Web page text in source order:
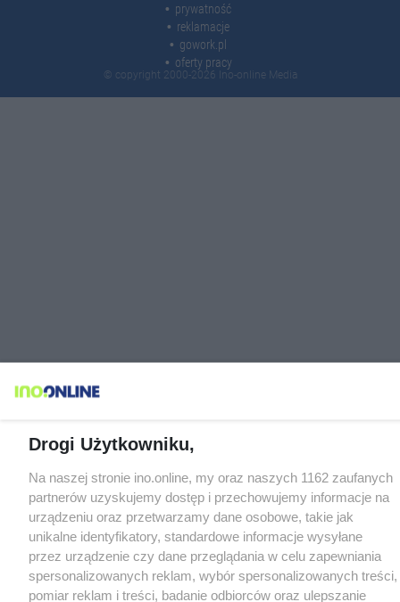
prywatność
reklamacje
gowork.pl
oferty pracy
© copyright 2000-2026 Ino-online Media
Drogi Użytkowniku,
Na naszej stronie ino.online, my oraz naszych 1162 zaufanych
partnerów uzyskujemy dostęp i przechowujemy informacje na
urządzeniu oraz przetwarzamy dane osobowe, takie jak
unikalne identyfikatory, standardowe informacje wysyłane
przez urządzenie czy dane przeglądania w celu zapewniania
spersonalizowanych reklam, wybór spersonalizowanych treści,
pomiar reklam i treści, badanie odbiorców oraz ulepszanie